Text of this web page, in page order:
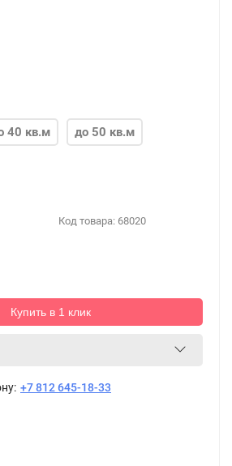
40 кв.м до 50 кв.м
Код товара: 68020
Купить в 1 клик
+7 812 645-18-33